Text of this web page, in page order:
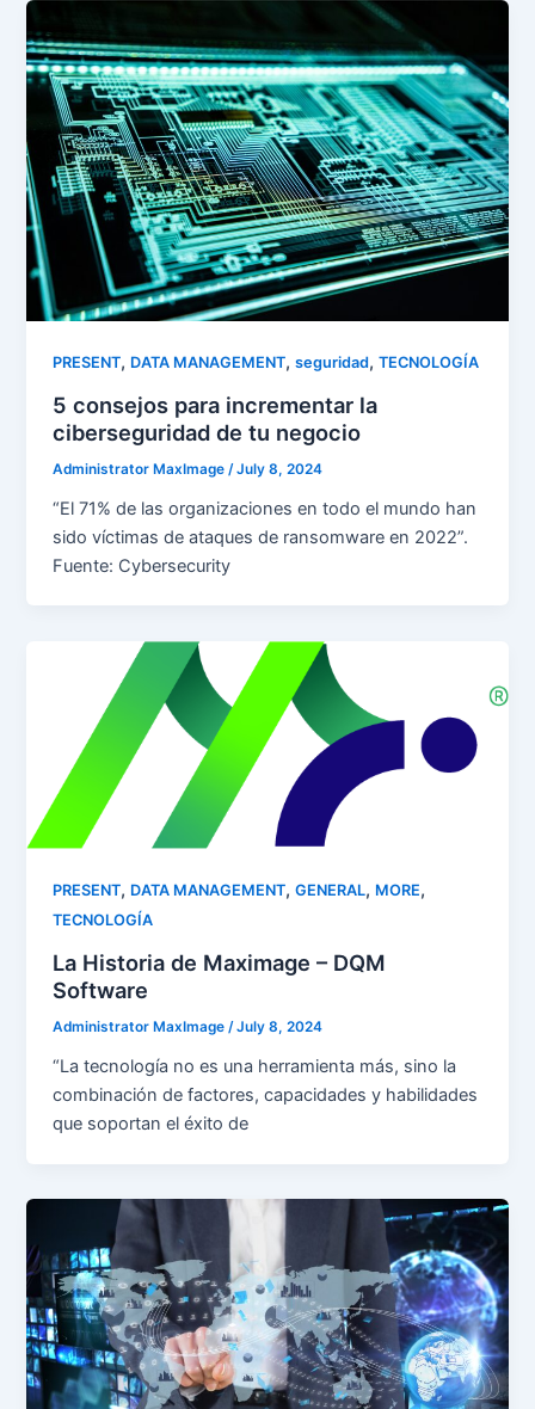
PRESENT, DATA MANAGEMENT,seguridad,TECNOLOGÍA
5 consejos para incrementar la
ciberseguridad de tu negocio
Administrator MaxImage /July 8, 2024
“El 71% de las organizaciones en todo el mundo han
sido víctimas de ataques de ransomware en 2022”.
Fuente: Cybersecurity
PRESENT, DATA MANAGEMENT,GENERAL, MORE,
TECNOLOGÍA
La Historia de Maximage – DQM
Software
Administrator MaxImage/July 8, 2024
“La tecnología no es una herramienta más, sino la
combinación de factores, capacidades y habilidades
que soportan el éxito de